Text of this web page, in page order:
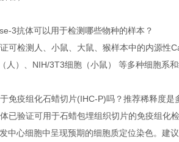
3抗体可以用于检测哪些物种的样本？
可检测人、小鼠、大鼠、猴样本中的内源性
人）、NIH/3T3细胞（小鼠） 等多种细胞系和
免疫组化石蜡切片(IHC-P)吗？推荐稀释度是
已验证可用于石蜡包埋组织切片的免疫组化
中心细胞中呈现预期的细胞质定位染色。建